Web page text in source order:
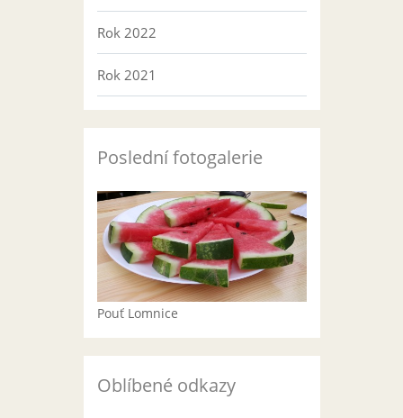
Rok 2022
Rok 2021
Poslední fotogalerie
Pouť Lomnice
Oblíbené odkazy